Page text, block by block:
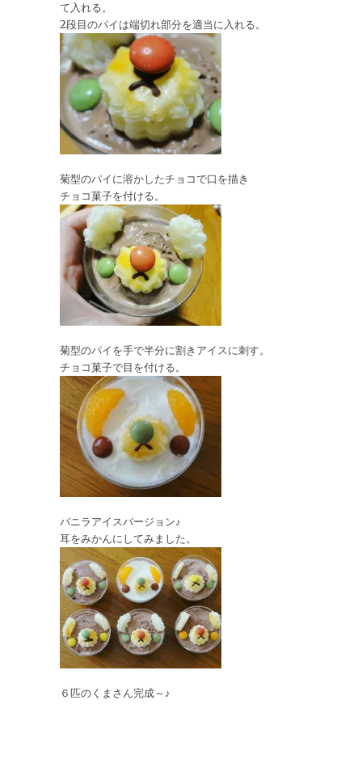
て入れる。
2段目のパイは端切れ部分を適当に入れる。
菊型のパイに溶かしたチョコで口を描き
チョコ菓子を付ける。
菊型のパイを手で半分に割きアイスに刺す。
チョコ菓子で目を付ける。
バニラアイスバージョン♪
耳をみかんにしてみました。
６匹のくまさん完成～♪